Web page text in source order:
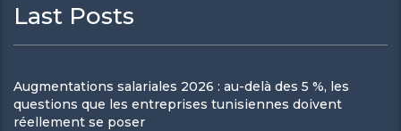
Last Posts
Augmentations salariales 2026 : au-delà des 5 %, les
questions que les entreprises tunisiennes doivent
réellement se poser